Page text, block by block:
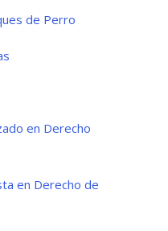
de Perro
en Derecho
en Derecho de